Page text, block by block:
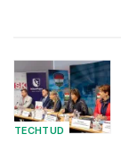
TECHTUD